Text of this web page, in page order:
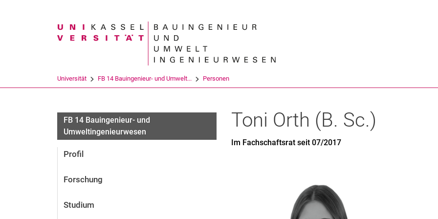
Suchbegriff
Universität FB 14 Bauingenieur- und Umwelt... Personen
FB 14 Bauingenieur- und
Umweltingenieurwesen
Profil
Forschung
Studium
Toni Orth (B. Sc.)
Im Fachschaftsrat seit 07/2017